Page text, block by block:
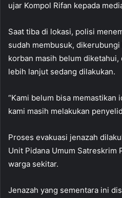
ujar Kompol Rifan kepada
Saat tiba di lokasi, polisi
sudah membusuk,
korban masih belum
lebih lanjut sedang dilakukan.
“Kami belum bisa memastikan
kami masih melakukan
Proses evakuasi jenazah
Unit Pidana Umum Satreskrim
warga sekitar.
Jenazah yang sementara ini